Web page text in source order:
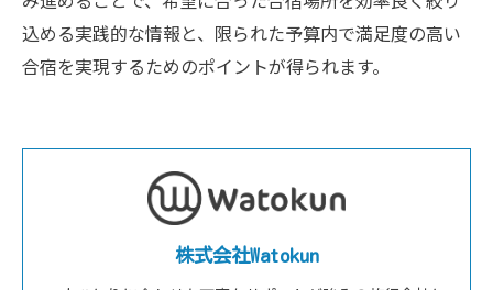
込める実践的な情報と、限られた予算内で満足度の高い
合宿を実現するためのポイントが得られます。
株式会社Watokun